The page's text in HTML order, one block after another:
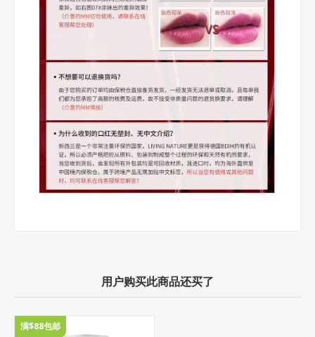
用户购买此商品还买了
满$88包邮